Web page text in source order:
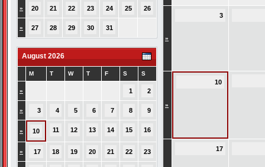
» 20 21 22 23 24 25 26
» 27 28 29 30 31
August 2026
M T W T F S S
» 1 2
» 3 4 5 6 7 8 9
» 10 11 12 13 14 15 16
» 17 18 19 20 21 22 23
»
3
»
10
17